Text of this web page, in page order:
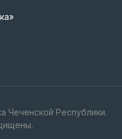
Чеченской Республики.